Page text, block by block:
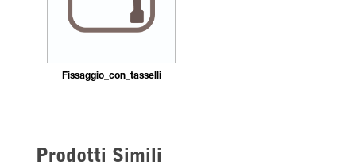
Fissaggio_con_tasselli
Prodotti Simili